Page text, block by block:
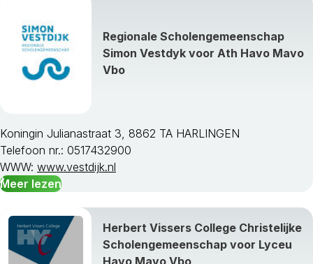
Regionale Scholengemeenschap
Simon Vestdyk voor Ath Havo Mavo
Vbo
Koningin Julianastraat 3, 8862 TA HARLINGEN
Telefoon nr.: 0517432900
WWW: www.vestdijk.nl
Meer lezen
Herbert Vissers College Christelijke
Scholengemeenschap voor Lyceu